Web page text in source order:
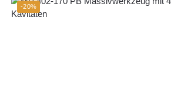
-20%